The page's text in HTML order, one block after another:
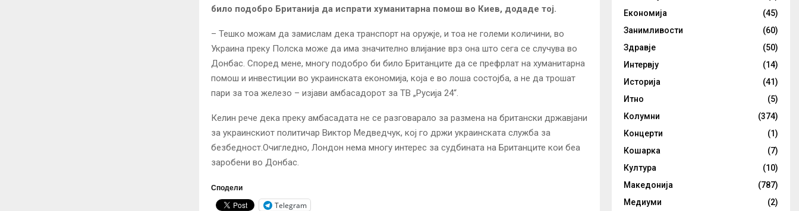
било подобро Британија да испрати хуманитарна помош во Киев, додаде тој.
– Тешко можам да замислам дека транспорт на оружје, и тоа не големи количини, во
Украина преку Полска може да има значително влијание врз она што сега се случува во
Донбас. Според мене, многу подобро би било Британците да се префрлат на хуманитарна
помош и инвестиции во украинската економија, која е во лоша состојба, а не да трошат
пари за тоа железо – изјави амбасадорот за ТВ „Русија 24“.
Келин рече дека преку амбасадата не се разговарало за размена на британски државјани
за украинскиот политичар Виктор Медведчук, кој го држи украинската служба за
безбедност.Очигледно, Лондон нема многу интерес за судбината на Британците кои беа
заробени во Донбас.
Сподели
Telegram
Економија
(45)
Занимливости
(60)
Здравје
(50)
Интервју
(14)
Историја
(41)
Итно
(5)
Колумни
(374)
Концерти
(1)
Кошарка
(7)
Култура
(10)
Македонија
(787)
Медиуми
(2)